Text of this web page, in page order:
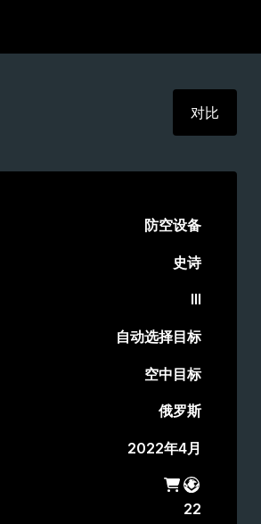
对比
防空设备
史诗
III
自动选择目标
空中目标
俄罗斯
2022年4月
军火商店
战斗通行证
22